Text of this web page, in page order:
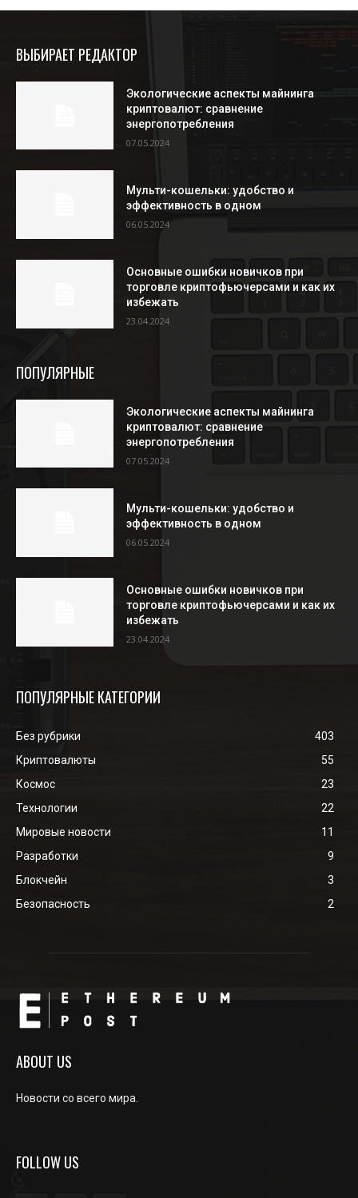
ВЫБИРАЕТ РЕДАКТОР
Экологические аспекты майнинга
криптовалют: сравнение
энергопотребления
07.05.2024
Мульти-кошельки: удобство и
эффективность в одном
06.05.2024
Основные ошибки новичков при
торговле криптофьючерсами и как их
избежать
23.04.2024
ПОПУЛЯРНЫЕ
Экологические аспекты майнинга
криптовалют: сравнение
энергопотребления
07.05.2024
Мульти-кошельки: удобство и
эффективность в одном
06.05.2024
Основные ошибки новичков при
торговле криптофьючерсами и как их
избежать
23.04.2024
ПОПУЛЯРНЫЕ КАТЕГОРИИ
Без рубрики
403
Криптовалюты
55
Космос
23
Технологии
22
Мировые новости
11
Разработки
9
Блокчейн
3
Безопасность
2
ABOUT US
Новости со всего мира.
FOLLOW US